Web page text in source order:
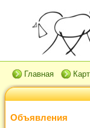
Главная
Объявления